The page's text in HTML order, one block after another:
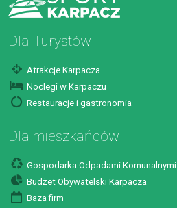
Dla Turystów
Atrakcje Karpacza
Noclegi w Karpaczu
Restauracje i gastronomia
Dla mieszkańców
Gospodarka Odpadami Komunalnymi
Budżet Obywatelski Karpacza
Baza firm